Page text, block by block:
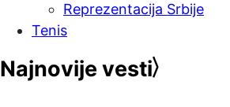
Reprezentacija Srbije
Tenis
Najnovije vesti